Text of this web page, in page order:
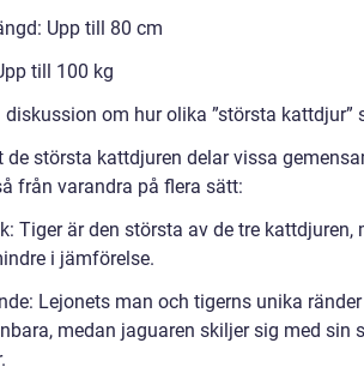
Upp till 80 cm
till 100 kg
diskussion om hur olika ”största kattdjur”
de största kattdjuren delar vissa
från varandra på flera sätt:
Tiger är den största av de tre kattdjuren,
i jämförelse.
Lejonets man och tigerns unika
medan jaguaren skiljer sig med sin